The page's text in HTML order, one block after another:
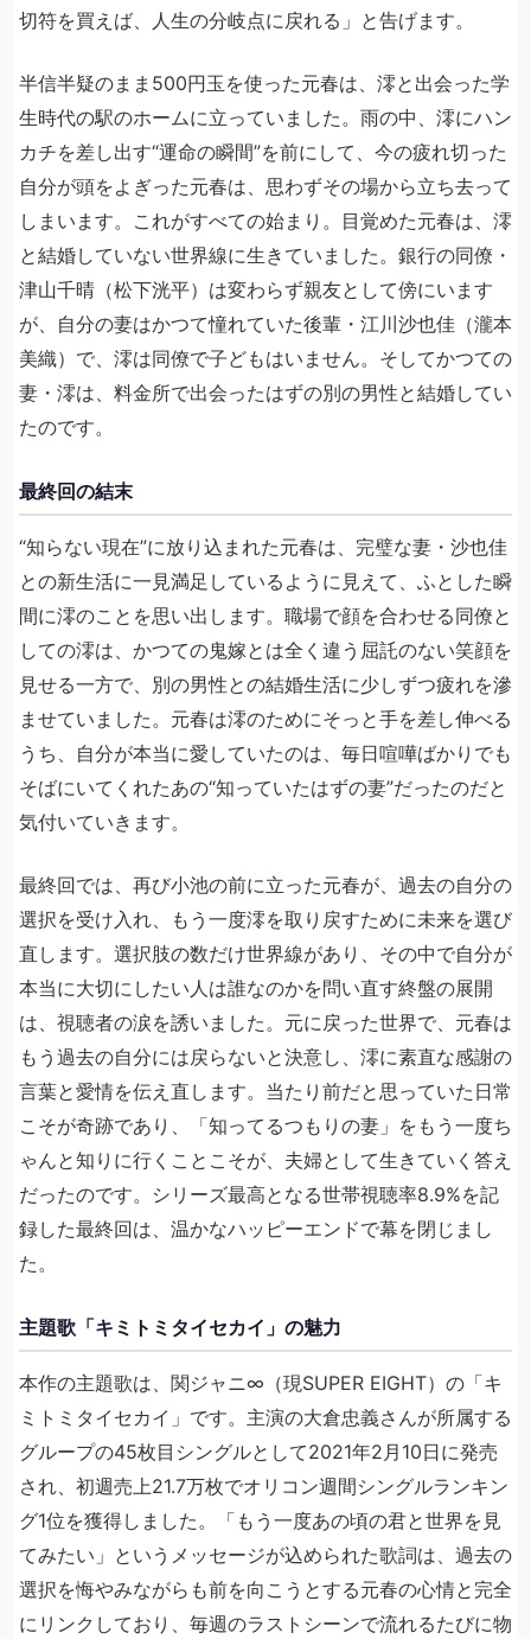
切符を買えば、人生の分岐点に戻れる」と告げます。
半信半疑のまま500円玉を使った元春は、澪と出会った学
生時代の駅のホームに立っていました。雨の中、澪にハン
カチを差し出す“運命の瞬間”を前にして、今の疲れ切った
自分が頭をよぎった元春は、思わずその場から立ち去って
しまいます。これがすべての始まり。目覚めた元春は、澪
と結婚していない世界線に生きていました。銀行の同僚・
津山千晴（松下洸平）は変わらず親友として傍にいます
が、自分の妻はかつて憧れていた後輩・江川沙也佳（瀧本
美織）で、澪は同僚で子どもはいません。そしてかつての
妻・澪は、料金所で出会ったはずの別の男性と結婚してい
たのです。
最終回の結末
“知らない現在”に放り込まれた元春は、完璧な妻・沙也佳
との新生活に一見満足しているように見えて、ふとした瞬
間に澪のことを思い出します。職場で顔を合わせる同僚と
しての澪は、かつての鬼嫁とは全く違う屈託のない笑顔を
見せる一方で、別の男性との結婚生活に少しずつ疲れを滲
ませていました。元春は澪のためにそっと手を差し伸べる
うち、自分が本当に愛していたのは、毎日喧嘩ばかりでも
そばにいてくれたあの“知っていたはずの妻”だったのだと
気付いていきます。
最終回では、再び小池の前に立った元春が、過去の自分の
選択を受け入れ、もう一度澪を取り戻すために未来を選び
直します。選択肢の数だけ世界線があり、その中で自分が
本当に大切にしたい人は誰なのかを問い直す終盤の展開
は、視聴者の涙を誘いました。元に戻った世界で、元春は
もう過去の自分には戻らないと決意し、澪に素直な感謝の
言葉と愛情を伝え直します。当たり前だと思っていた日常
こそが奇跡であり、「知ってるつもりの妻」をもう一度ち
ゃんと知りに行くことこそが、夫婦として生きていく答え
だったのです。シリーズ最高となる世帯視聴率8.9%を記
録した最終回は、温かなハッピーエンドで幕を閉じまし
た。
主題歌「キミトミタイセカイ」の魅力
本作の主題歌は、関ジャニ∞（現SUPER EIGHT）の「キ
ミトミタイセカイ」です。主演の大倉忠義さんが所属する
グループの45枚目シングルとして2021年2月10日に発売
され、初週売上21.7万枚でオリコン週間シングルランキン
グ1位を獲得しました。「もう一度あの頃の君と世界を見
てみたい」というメッセージが込められた歌詞は、過去の
選択を悔やみながらも前を向こうとする元春の心情と完全
にリンクしており、毎週のラストシーンで流れるたびに物